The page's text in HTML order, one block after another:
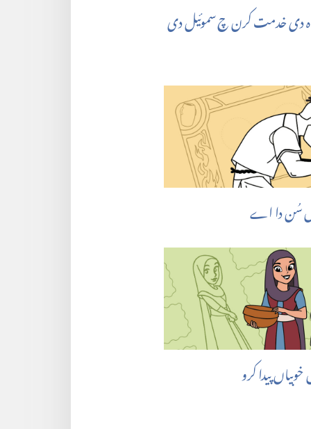
دی خدمت کرن چ سموئیل دی
سُن دا اے
پیدا کرو